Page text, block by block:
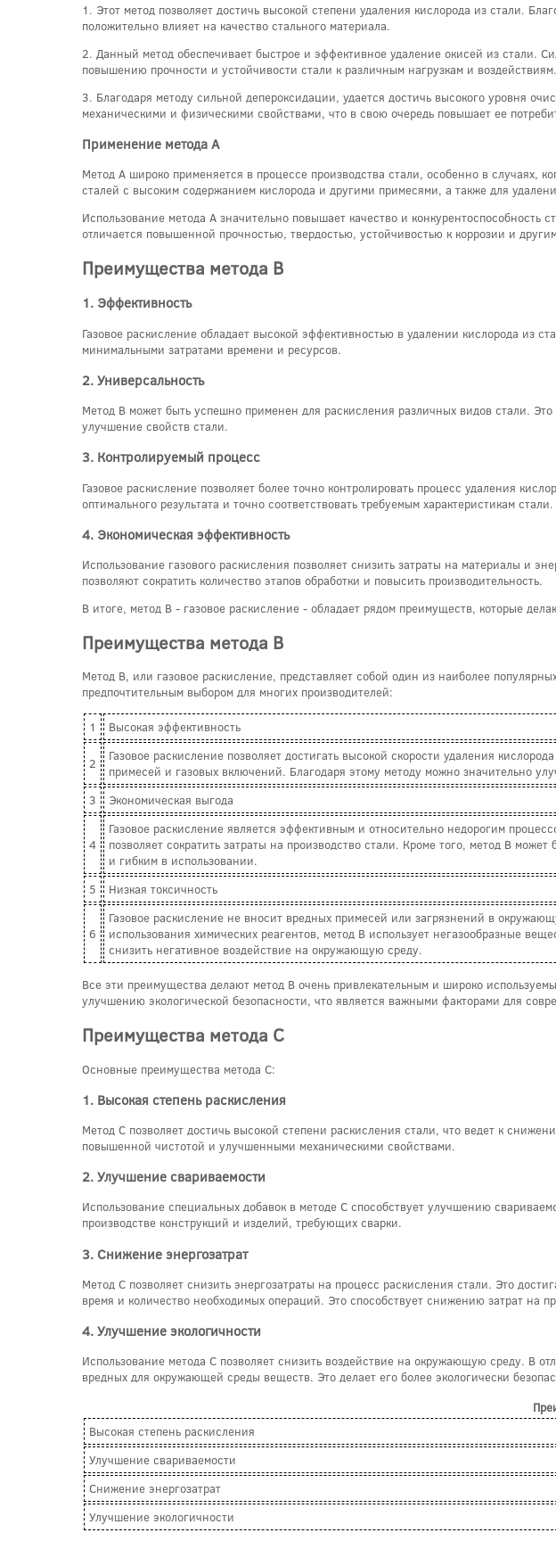
1. Этот метод позволяет достичь высокой степени удаления кислорода из стали.
положительно влияет на качество стального материала.
2. Данный метод обеспечивает быстрое и эффективное удаление окисей из стали.
повышению прочности и устойчивости стали к различным нагрузкам и воздействиям.
3. Благодаря методу сильной депероксидации, удается достичь высокого уровня
механическими и физическими свойствами, что в свою очередь повышает ее
Применение метода A
Метод A широко применяется в процессе производства стали, особенно в случаях,
сталей с высоким содержанием кислорода и другими примесями, а также для
Использование метода A значительно повышает качество и
отличается повышенной прочностью, твердостью, устойчивостью к коррозии и
Преимущества метода B
1. Эффективность
Газовое раскисление обладает высокой эффективностью в удалении кислорода из
минимальными затратами времени и ресурсов.
2. Универсальность
Метод B может быть успешно применен для раскисления различных видов стали.
улучшение свойств стали.
3. Контролируемый процесс
Газовое раскисление позволяет более точно контролировать процесс удаления
оптимального результата и точно соответствовать требуемым характеристикам стали.
4. Экономическая эффективность
Использование газового раскисления позволяет снизить затраты на материалы и
позволяют сократить количество этапов обработки и повысить производительность.
В итоге, метод B - газовое раскисление - обладает рядом преимуществ, которые
Преимущества метода B
Метод B, или газовое раскисление, представляет собой один из наиболее
предпочтительным выбором для многих производителей:
1 Высокая эффективность
2
Газовое раскисление позволяет достигать высокой скорости удаления
примесей и газовых включений. Благодаря этому методу можно значительно
3
Экономическая выгода
4
Газовое раскисление является эффективным и относительно недорогим
позволяет сократить затраты на производство стали. Кроме того, метод B
и гибким в использовании.
5
Низкая токсичность
6
Газовое раскисление не вносит вредных примесей или загрязнений в
использования химических реагентов, метод B использует негазообразные
снизить негативное воздействие на окружающую среду.
Все эти преимущества делают метод B очень привлекательным и широко
улучшению экологической безопасности, что является важными факторами для
Преимущества метода C
Основные преимущества метода C:
1. Высокая степень раскисления
Метод C позволяет достичь высокой степени раскисления стали, что ведет к
повышенной чистотой и улучшенными механическими свойствами.
2. Улучшение свариваемости
Использование специальных добавок в методе C способствует улучшению
производстве конструкций и изделий, требующих сварки.
3. Снижение энергозатрат
Метод C позволяет снизить энергозатраты на процесс раскисления стали. Это
время и количество необходимых операций. Это способствует снижению затрат на
4. Улучшение экологичности
Использование метода C позволяет снизить воздействие на окружающую среду. В
вредных для окружающей среды веществ. Это делает его более экологически
Высокая степень раскисления
Улучшение свариваемости
Снижение энергозатрат
Улучшение экологичности